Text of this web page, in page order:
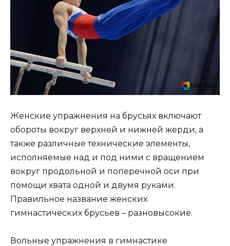
Женские упражнения на брусьях включают
обороты вокруг верхней и нижней жерди, а
также различные технические элементы,
исполняемые над и под ними с вращением
вокруг продольной и поперечной оси при
помощи хвата одной и двумя руками.
Правильное название женских
гимнастических брусьев – разновысокие.
Вольные упражнения в гимнастике